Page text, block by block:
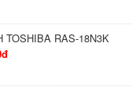
TOSHIBA RAS-18N3K